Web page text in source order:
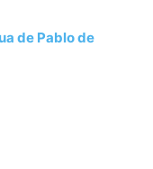
de Pablo de